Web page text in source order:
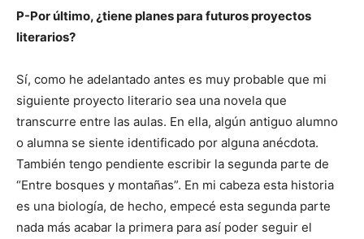
P-Por último, ¿tiene planes para futuros proyectos
literarios?
Sí, como he adelantado antes es muy probable que mi
siguiente proyecto literario sea una novela que
transcurre entre las aulas. En ella, algún antiguo alumno
o alumna se siente identificado por alguna anécdota.
También tengo pendiente escribir la segunda parte de
“Entre bosques y montañas”. En mi cabeza esta historia
es una biología, de hecho, empecé esta segunda parte
nada más acabar la primera para así poder seguir el